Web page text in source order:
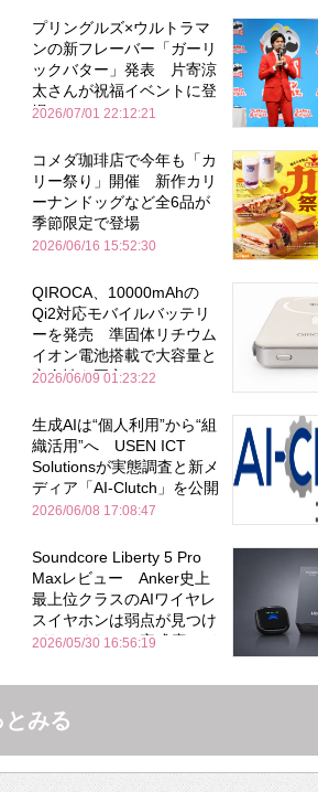
プリングルズ×ウルトラマ
ンの新フレーバー「ガーリ
ックバター」発表 片寄涼
太さんが祝福イベントに登
場
2026/07/01 22:12:21
コメダ珈琲店で今年も「カ
リー祭り」開催 新作カリ
ーナンドッグなど全6品が
季節限定で登場
2026/06/16 15:52:30
QIROCA、10000mAhの
Qi2対応モバイルバッテリ
ーを発売 準固体リチウム
イオン電池搭載で大容量と
安全性を両立
2026/06/09 01:23:22
生成AIは“個人利用”から“組
織活用”へ USEN ICT
Solutionsが実態調査と新メ
ディア「AI-Clutch」を公開
2026/06/08 17:08:47
Soundcore Liberty 5 Pro
Maxレビュー Anker史上
最上位クラスのAIワイヤレ
スイヤホンは弱点が見つけ
づらいくらいの完成度にび
Bose並み
2026/05/30 16:56:19
とみる